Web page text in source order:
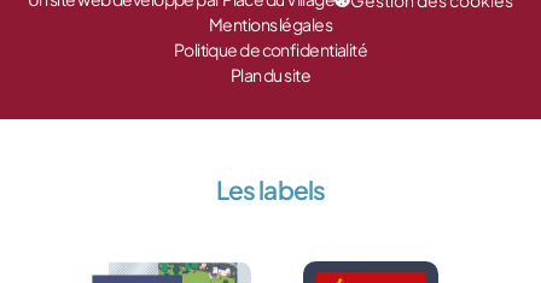
Mentions légales
Politique de confidentialité
Plan du site
Les labels